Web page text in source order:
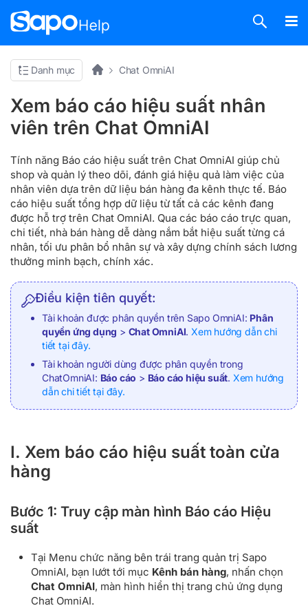
Danh mục Chat OmniAI
Xem báo cáo hiệu suất nhân
viên trên Chat OmniAI
Tính năng Báo cáo hiệu suất trên Chat OmniAI giúp chủ
shop và quản lý theo dõi, đánh giá hiệu quả làm việc của
nhân viên dựa trên dữ liệu bán hàng đa kênh thực tế. Báo
cáo hiệu suất tổng hợp dữ liệu từ tất cả các kênh đang
được hỗ trợ trên Chat OmniAI. Qua các báo cáo trực quan,
chi tiết, nhà bán hàng dễ dàng nắm bắt hiệu suất từng cá
nhân, tối ưu phân bổ nhân sự và xây dựng chính sách lương
thưởng minh bạch, chính xác.
Điều kiện tiên quyết:
Tài khoản được phân quyền trên Sapo OmniAI: Phân
quyền ứng dụng > Chat OmniAI. Xem hướng dẫn chi
tiết tại đây.
Tài khoản người dùng được phân quyền trong
ChatOmniAI: Báo cáo > Báo cáo hiệu suất. Xem hướng
dẫn chi tiết tại đây.
I. Xem báo cáo hiệu suất toàn cửa
hàng
Bước 1: Truy cập màn hình Báo cáo Hiệu
suất
Tại Menu chức năng bên trái trang quản trị Sapo
OmniAI, bạn lướt tới mục Kênh bán hàng, nhấn chọn
Chat OmniAI, màn hình hiển thị trang chủ ứng dụng
Chat OmniAI.